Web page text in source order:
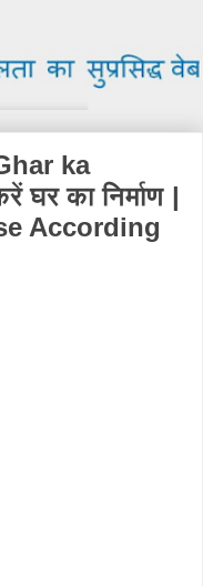
ka
घर का निर्माण |
According